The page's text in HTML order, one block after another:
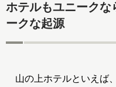
ホテルもユニークな
ークな起源
山の上ホテルといえば